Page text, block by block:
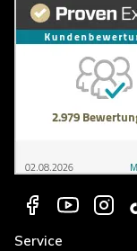
Service